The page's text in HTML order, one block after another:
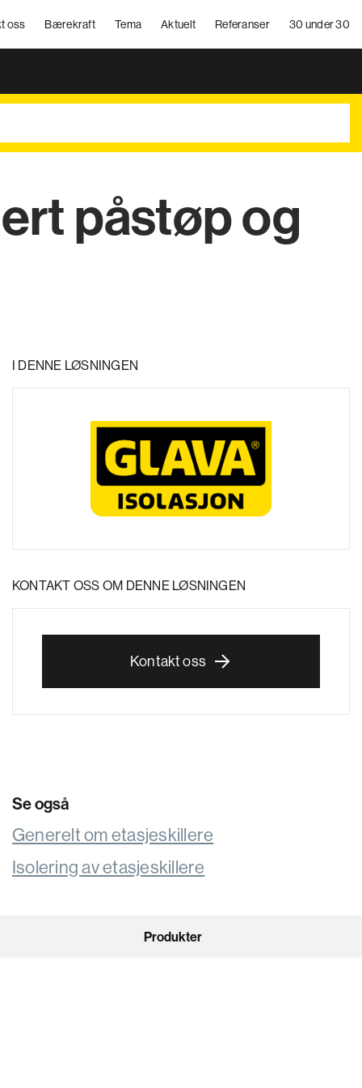
oss Bærekraft Tema Aktuelt Referanser 30 under 30
påstøp og
I DENNE LØSNINGEN
KONTAKT OSS OM DENNE LØSNINGEN
Kontakt oss
Se også
Generelt om etasjeskillere
Isolering av etasjeskillere
Produkter